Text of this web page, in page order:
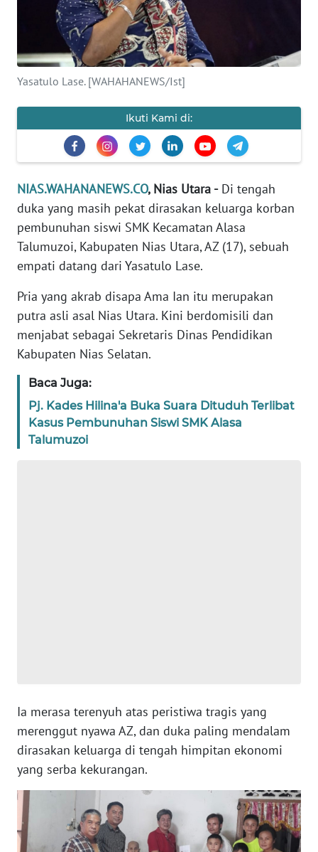
Yasatulo Lase. [WAHAHANEWS/Ist]
Ikuti Kami di:
NIAS.WAHANANEWS.CO, Nias Utara -Di tengah
duka yang masih pekat dirasakan keluarga korban
pembunuhan siswi SMK Kecamatan Alasa
Talumuzoi, Kabupaten Nias Utara, AZ (17), sebuah
empati datang dari Yasatulo Lase.
Pria yang akrab disapa Ama Ian itu merupakan
putra asli asal Nias Utara. Kini berdomisili dan
menjabat sebagai Sekretaris Dinas Pendidikan
Kabupaten Nias Selatan.
Baca Juga:
Pj. Kades Hilina'a Buka Suara Dituduh Terlibat
Kasus Pembunuhan Siswi SMK Alasa
Talumuzoi
Ia merasa terenyuh atas peristiwa tragis yang
merenggut nyawa AZ, dan duka paling mendalam
dirasakan keluarga di tengah himpitan ekonomi
yang serba kekurangan.
Informasi
BERITA
KAMI
INFO
IKLAN
TENTANG
KAMI
PEDOMAN
MEDIA
SIBER
KARIR
DISCLAIMER
BANTEN
WN
NTT